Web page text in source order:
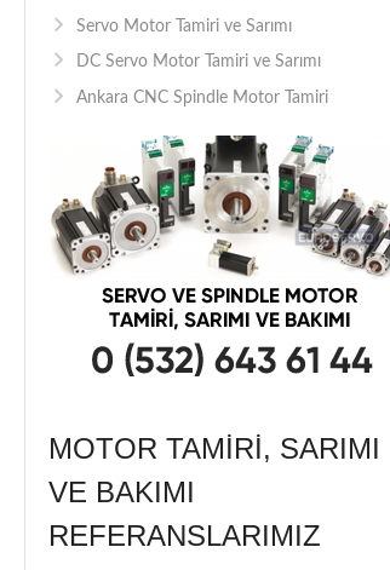
Servo Motor Tamiri ve Sarımı
DC Servo Motor Tamiri ve Sarımı
Ankara CNC Spindle Motor Tamiri
MOTOR TAMIRI, SARIMI
VE BAKIMI
REFERANSLARIMIZ